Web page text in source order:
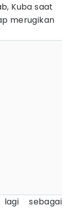
Kuba saat
merugikan
sebagai